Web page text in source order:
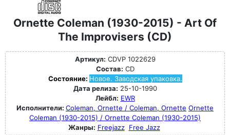
Ornette Coleman (1930-2015) - Art Of
The Improvisers (CD)
Артикул: CDVP 1022629
Состав: CD
Состояние: Новое. Заводская упаковка.
Дата релиза: 25-10-1990
Лейбл: EWR
Исполнители: Coleman, Ornette / Coleman, Ornette Ornette
Coleman (1930-2015) / Ornette Coleman (1930-2015)
Жанры: Freejazz Free Jazz